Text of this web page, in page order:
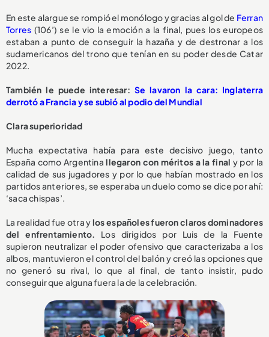
En este alargue se rompió el monólogo y gracias al gol de Ferran
Torres (106’) se le vio la emoción a la final, pues los europeos
estaban a punto de conseguir la hazaña y de destronar a los
sudamericanos del trono que tenían en su poder desde Catar
2022.
También le puede interesar: Se lavaron la cara: Inglaterra
derrotó a Francia y se subió al podio del Mundial
Clara superioridad
Mucha expectativa había para este decisivo juego, tanto
España como Argentina llegaron con méritos a la final y por la
calidad de sus jugadores y por lo que habían mostrado en los
partidos anteriores, se esperaba un duelo como se dice por ahí:
‘saca chispas’.
La realidad fue otra ylos españoles fueron claros dominadores
del enfrentamiento. Los dirigidos por Luis de la Fuente
supieron neutralizar el poder ofensivo que caracterizaba a los
albos, mantuvieron el control del balón y creó las opciones que
no generó su rival, lo que al final, de tanto insistir, pudo
conseguir que alguna fuera la de la celebración.